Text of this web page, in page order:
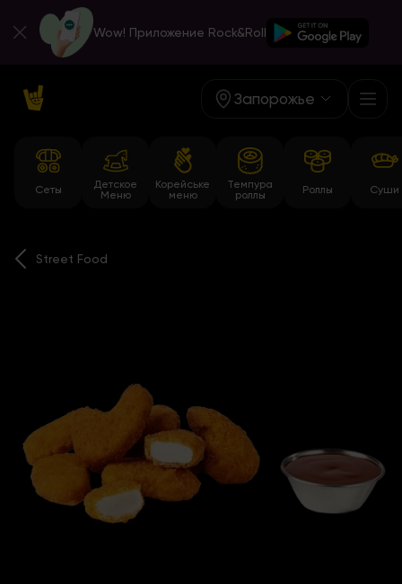
Wow! Приложение Rock&Roll
Запорожье
Сеты
Детское
Меню
Корейське
меню
Темпура
роллы
Роллы Суши
Street Food